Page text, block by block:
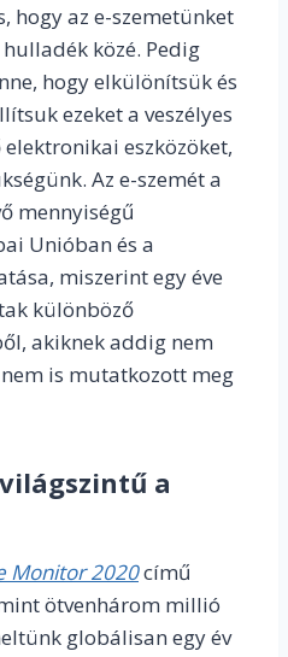
hogy az e-szemetünket
közé. Pedig
hogy elkülönítsük és
ezeket a veszélyes
eszközöket,
Az e-szemét a
mennyiségű
Unióban és a
miszerint egy éve
különböző
akiknek addig nem
is mutatkozott meg
a
Monitor 2020című
ötvenhárom millió
globálisan egy év